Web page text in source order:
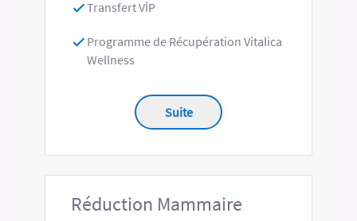
Transfert VİP
Programme de Récupération Vitalica
Wellness
Suite
Réduction Mammaire